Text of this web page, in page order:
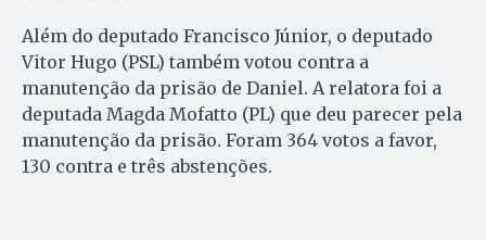
Além do deputado Francisco Júnior, o deputado
Vitor Hugo (PSL) também votou contra a
manutenção da prisão de Daniel. A relatora foi a
deputada Magda Mofatto (PL) que deu parecer pela
manutenção da prisão. Foram 364 votos a favor,
130 contra e três abstenções.